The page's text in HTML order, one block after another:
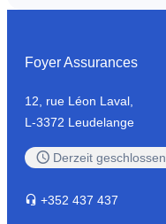
Foyer Assurances
12, rue Léon Laval,
L-3372 Leudelange
Derzeit geschlossen
+352 437 437